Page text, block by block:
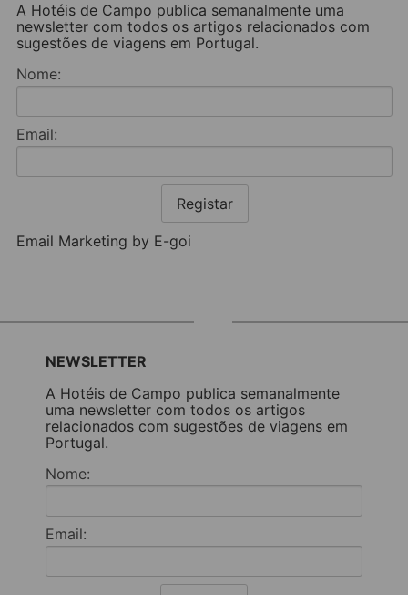
A Hotéis de Campo publica semanalmente uma
newsletter com todos os artigos relacionados com
sugestões de viagens em Portugal.
Nome:
Email:
Registar
Email Marketing by E-goi
NEWSLETTER
A Hotéis de Campo publica semanalmente
uma newsletter com todos os artigos
relacionados com sugestões de viagens em
Portugal.
Nome:
Email: